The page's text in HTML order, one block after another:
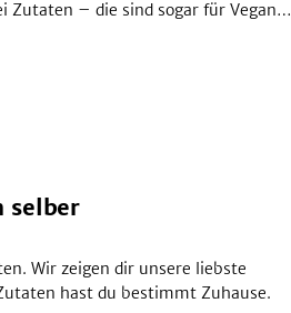
– die sind sogar für Veganer
selber
Wir zeigen dir unsere liebste
hast du bestimmt Zuhause.